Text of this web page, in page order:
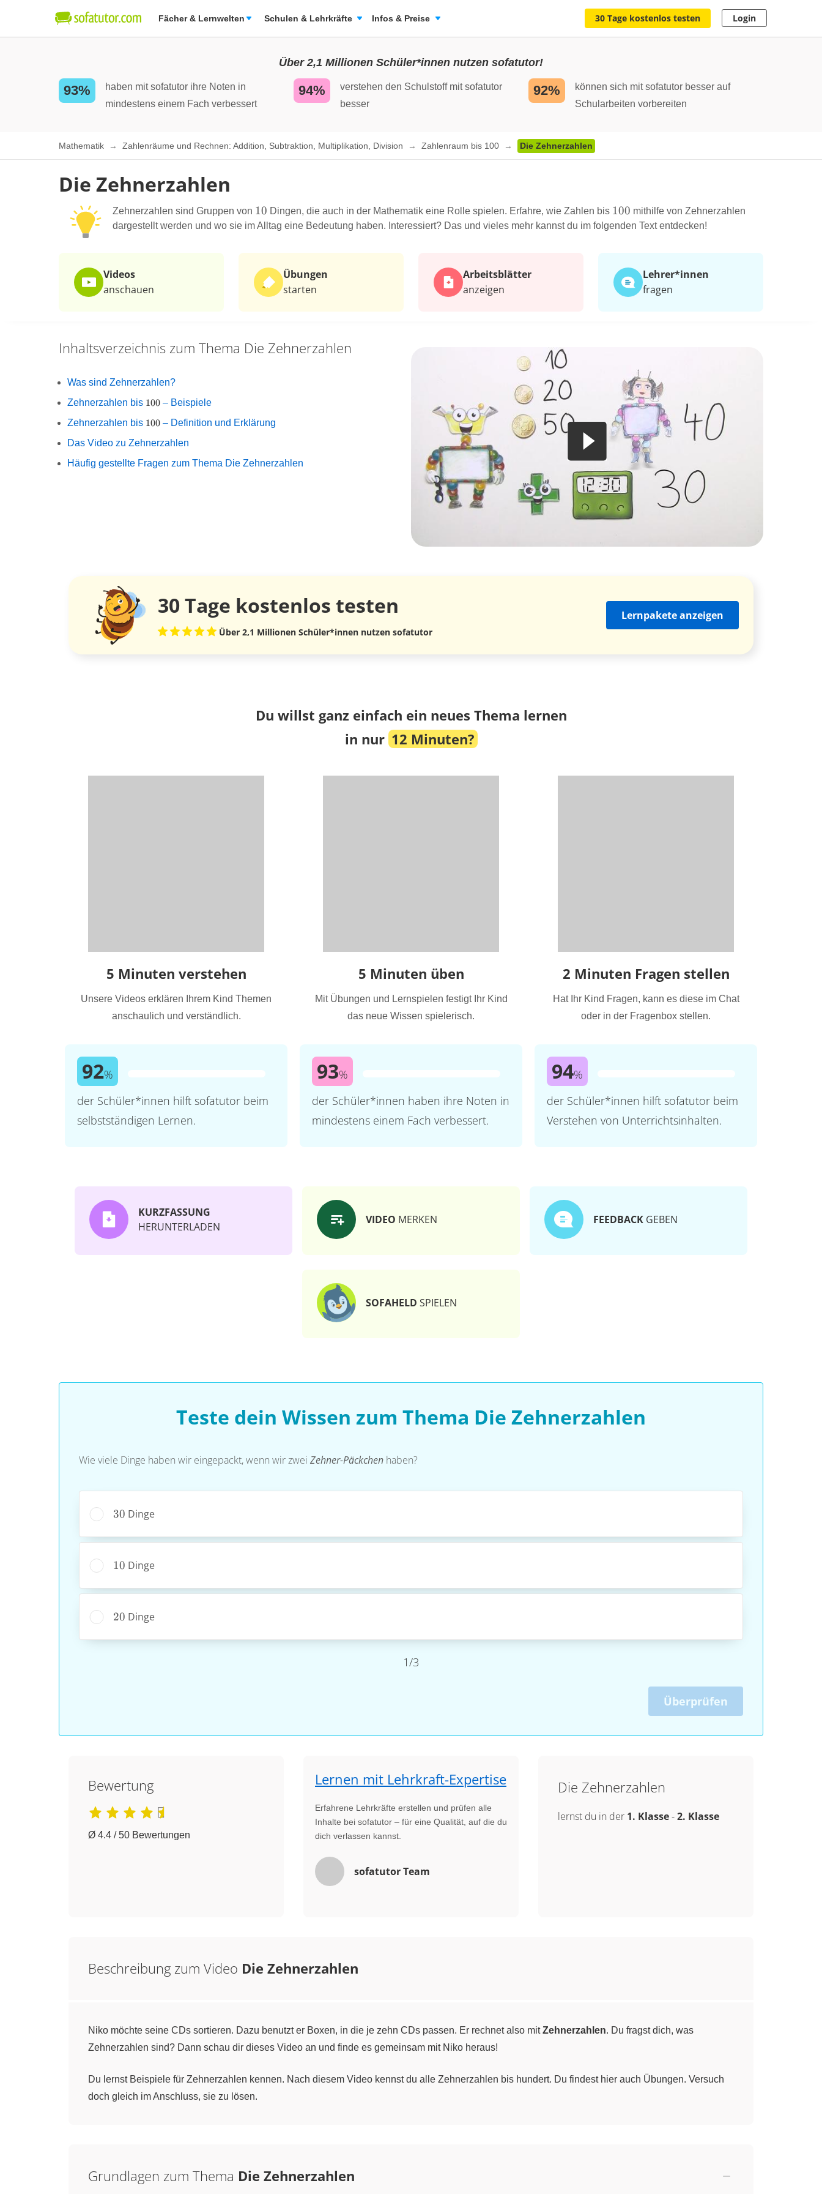
Fächer & Lernwelten Schulen & Lehrkräfte Infos & Preise 30 Tage kostenlos testen Login
Über 2,1 Millionen Schüler*innen nutzen sofatutor!
93%
haben mit sofatutor ihre Noten in
mindestens einem Fach verbessert
94%
verstehen den Schulstoff mit sofatutor
besser
92%
können sich mit sofatutor besser auf
Schularbeiten vorbereiten
Mathematik Zahlenräume und Rechnen: Addition, Subtraktion, Multiplikation, Division Zahlenraum bis 100 Die Zehnerzahlen
Die Zehnerzahlen
Zehnerzahlen sind Gruppen von 10
10 Dingen, die auch in der Mathematik eine Rolle spielen. Erfahre, wie Zahlen bis 100
100 mithilfe von Zehnerzahlen
dargestellt werden und wo sie im Alltag eine Bedeutung haben. Interessiert? Das und vieles mehr kannst du im folgenden Text entdecken!
Videos
anschauen
Übungen
starten
Arbeits­blätter
anzeigen
Lehrer*​innen
fragen
Inhaltsverzeichnis zum Thema Die Zehnerzahlen
Was sind Zehnerzahlen?
Zehnerzahlen bis 100
100 – Beispiele
Zehnerzahlen bis 100
100 – Definition und Erklärung
Das Video zu Zehnerzahlen
Häufig gestellte Fragen zum Thema Die Zehnerzahlen
30 Tage kostenlos testen
Über 2,1 Millionen Schüler*innen nutzen sofatutor
Lernpakete anzeigen
Du willst ganz einfach ein neues Thema lernen
in nur 12 Minuten?
5 Minuten verstehen
Unsere Videos erklären Ihrem Kind Themen
anschaulich und verständlich.
92%
der Schüler*innen hilft sofatutor beim
selbstständigen Lernen.
5 Minuten üben
Mit Übungen und Lernspielen festigt Ihr Kind
das neue Wissen spielerisch.
93%
der Schüler*innen haben ihre Noten in
mindestens einem Fach verbessert.
2 Minuten Fragen stellen
Hat Ihr Kind Fragen, kann es diese im Chat
oder in der Fragenbox stellen.
94%
der Schüler*innen hilft sofatutor beim
Verstehen von Unterrichtsinhalten.
KURZFASSUNG
HERUNTERLADEN
VIDEO MERKEN FEEDBACK GEBEN
SOFAHELD SPIELEN
Teste dein Wissen zum Thema Die Zehnerzahlen
Wie viele Dinge haben wir eingepackt, wenn wir zwei Zehner-Päckchen haben?
30
30 Dinge
10
10 Dinge
20
20 Dinge
1/3
Überprüfen
Bewertung
Ø 4.4 / 50 Bewertungen
Lernen mit Lehrkraft-Expertise
Erfahrene Lehrkräfte erstellen und prüfen alle
Inhalte bei sofatutor – für eine Qualität, auf die du
dich verlassen kannst.
sofatutor Team
Die Zehnerzahlen
lernst du in der 1. Klasse-2. Klasse
Beschreibung zum Video Die Zehnerzahlen
Niko möchte seine CDs sortieren. Dazu benutzt er Boxen, in die je zehn CDs passen. Er rechnet also mitZehnerzahlen. Du fragst dich, was
Zehnerzahlen sind? Dann schau dir dieses Video an und finde es gemeinsam mit Niko heraus!
Du lernst Beispiele für Zehnerzahlen kennen. Nach diesem Video kennst du alle Zehnerzahlen bis hundert. Du findest hier auch Übungen. Versuch
doch gleich im Anschluss, sie zu lösen.
Grundlagen zum Thema Die Zehnerzahlen